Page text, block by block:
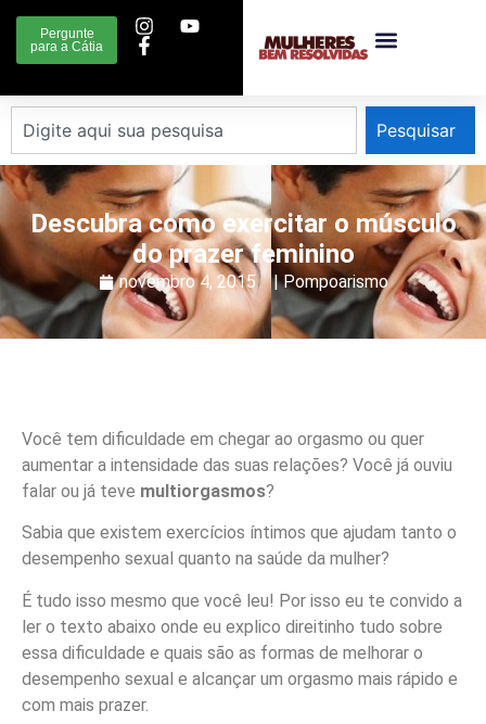
Pergunte
para a Cátia
Pesquisar
Descubra como exercitar o músculo
do prazer feminino
novembro 4, 2015 |Pompoarismo
Você tem dificuldade em chegar ao orgasmo ou quer
aumentar a intensidade das suas relações? Você já ouviu
falar ou já teve multiorgasmos?
Sabia que existem exercícios íntimos que ajudam tanto o
desempenho sexual quanto na saúde da mulher?
É tudo isso mesmo que você leu! Por isso eu te convido a
ler o texto abaixo onde eu explico direitinho tudo sobre
essa dificuldade e quais são as formas de melhorar o
desempenho sexual e alcançar um orgasmo mais rápido e
com mais prazer.